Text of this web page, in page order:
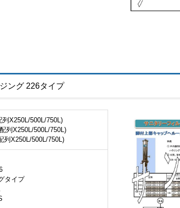
ング 226タイプ
X250L/500L/750L)
列X250L/500L/750L)
列X250L/500L/750L)
タイプ